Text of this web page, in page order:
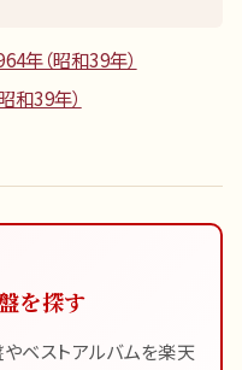
（昭和39年）
39年）
を探す
ベストアルバムを楽天